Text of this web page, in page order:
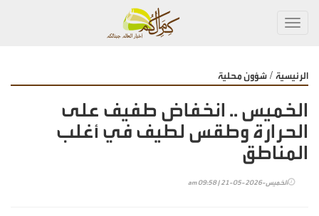
الرئيسية / شؤون محلية
الخميس .. انخفاض طفيف على
الحرارة وطقس لطيف في أغلب
المناطق
الخميس-2026-05-21 | 09:58 am